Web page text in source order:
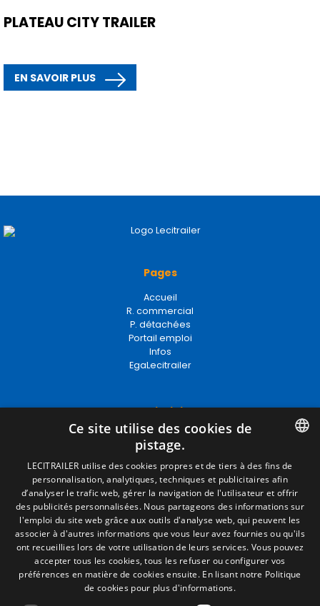
PLATEAU CITY TRAILER
EN SAVOIR PLUS
Pages
Accueil
R. commercial
P. détachées
Portail emploi
Infos
EgaLecitrailer
Termes juridiques
Mentions Légales
Politique de Confidentialité
Politique de Cookies
Conditions générales de vente
Gérer les cookies
Contact
Camino de los Huertos, S/N. Apdo 100
50620 - Casetas (Zaragoza) SPAIN
SPANISH
ENGLISH
FRENCH
ITALIAN
PORTUGUESE
Ce site utilise des cookies de
pistage.
LECITRAILER utilise des cookies propres et de tiers à des fins de
personnalisation, analytiques, techniques et publicitaires afin
d’analyser le trafic web, gérer la navigation de l'utilisateur et offrir
des publicités personnalisées. Nous partageons des informations sur
l'emploi du site web grâce aux outils d'analyse web, qui peuvent les
associer à d'autres informations que vous leur avez fournies ou qu'ils
ont recueillies lors de votre utilisation de leurs services. Vous pouvez
accepter tous les cookies, tous les refuser ou configurer vos
préférences en matière de cookies ensuite. En lisant notre Politique
de cookies pour plus d'informations.